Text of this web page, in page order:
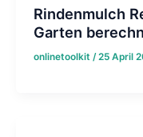
Rindenmulch
Garten
onlinetoolkit /25 April